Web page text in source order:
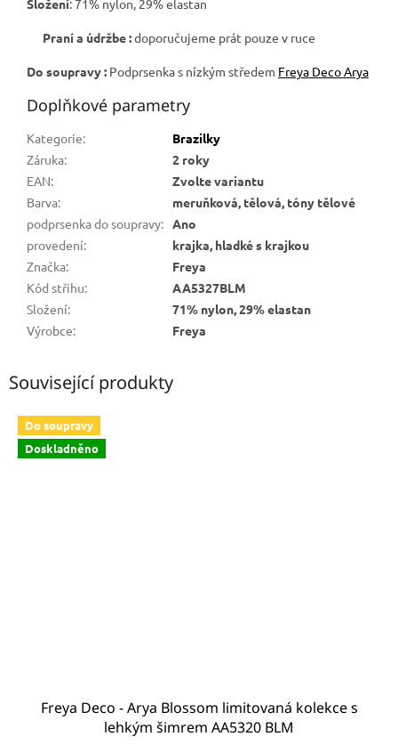
Složení: 71% nylon, 29% elastan
Praní a údržbe :doporučujeme prát pouze v ruce
Do soupravy : Podprsenka s nízkým středem Freya Deco Arya
Doplňkové parametry
Kategorie:
Brazilky
Záruka:
2 roky
EAN:
Zvolte variantu
Barva:
meruňková, tělová, tóny tělové
podprsenka do soupravy: Ano
provedení:
krajka, hladké s krajkou
Značka:
Freya
Kód střihu:
AA5327BLM
Složení:
71% nylon, 29% elastan
Výrobce: Freya
Související produkty
Do soupravy
Doskladněno
Freya Deco - Arya Blossom limitovaná kolekce s
lehkým šimrem AA5320 BLM